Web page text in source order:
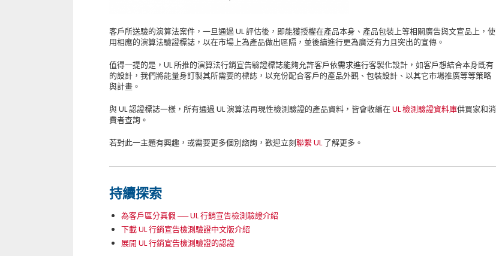
客戶所送驗的演算法案件，一旦通過 UL 評估後，即能獲授權在產品本身、產品包裝上等相關廣告與文宣品上，使
用相應的演算法驗證標誌，以在市場上為產品做出區隔，並後續進行更為廣泛有力且突出的宣傳。
值得一提的是，UL 所推的演算法行銷宣告驗證標誌能夠允許客戶依需求進行客製化設計，如客戶想結合本身既有
的設計，我們將能量身訂製其所需要的標誌，以充份配合客戶的產品外觀、包裝設計、以其它市場推廣等等策略
與計畫。
與 UL 認證標誌一樣，所有通過 UL 演算法再現性檢測驗證的產品資料，皆會收編在UL 檢測驗證資料庫供買家和消
費者查詢。
若對此一主題有興趣，或需要更多個別諮詢，歡迎立刻聯繫 UL了解更多。
持續探索
為客戶區分真假 ── UL 行銷宣告檢測驗證介紹
下載 UL 行銷宣告檢測驗證中文版介紹
展開 UL 行銷宣告檢測驗證的認證